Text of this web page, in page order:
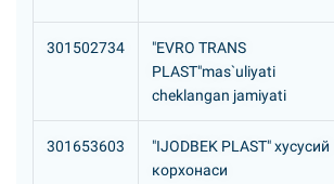
301502734
"EVRO TRANS
PLAST"mas`uliyati
cheklangan jamiyati
301653603
"IJODBEK PLAST" хусусий
корхонаси